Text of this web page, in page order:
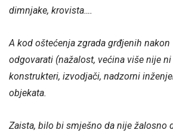
dimnjake, krovista….
A kod oštećenja zgrada grđjenih
odgovarati (nažalost, većina više nije
konstrukteri, izvodjači, nadzorni
objekata.
Zaista, bilo bi smješno da nije žalosno